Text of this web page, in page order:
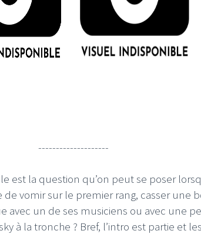
--------------------
est la question qu’on peut se poser
de vomir sur le premier rang, casser une
avec un de ses musiciens ou avec une
à la tronche ? Bref, l’intro est partie et